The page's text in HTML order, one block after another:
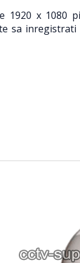
1920 x 1080
sa inregistrati